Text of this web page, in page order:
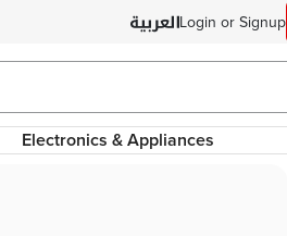
Login or Signup
Electronics & Appliances